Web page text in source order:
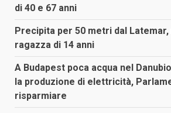
di 40 e 67 anni
Precipita per 50 metri dal Latemar,
ragazza di 14 anni
A Budapest poca acqua nel
la produzione di elettricità,
risparmiare